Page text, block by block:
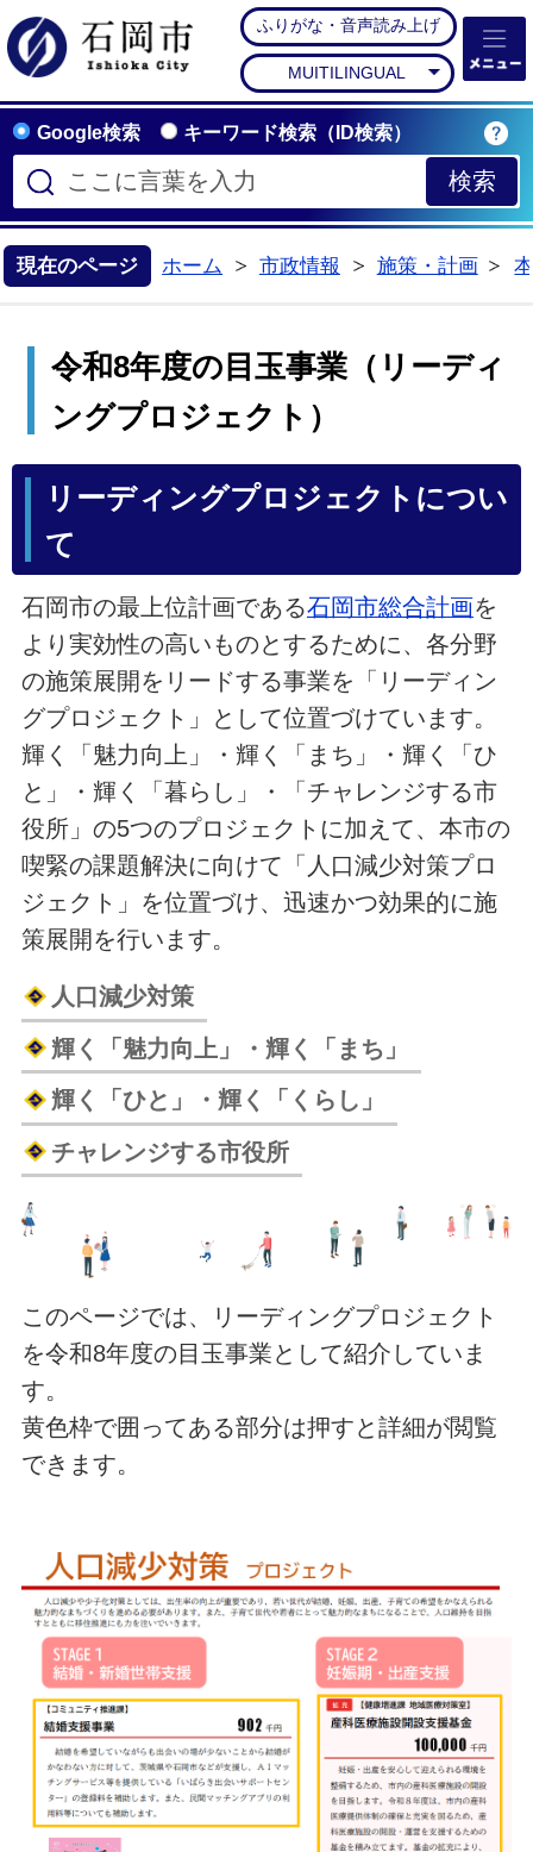
石岡市公式ホームペー
ふりがな・音声読み上げ
MUITILINGUAL
Google検索 キーワード検索（ID検索）
現在のページ ホーム
市政情報
施策・計画
令和8年度の目玉事業（リーディ
ングプロジェクト）
リーディングプロジェクトについ
て
石岡市の最上位計画である石岡市総合計画を
より実効性の高いものとするために、各分野
の施策展開をリードする事業を「リーディン
グプロジェクト」として位置づけています。
輝く「魅力向上」・輝く「まち」・輝く「ひ
と」・輝く「暮らし」・「チャレンジする市
役所」の5つのプロジェクトに加えて、本市の
喫緊の課題解決に向けて「人口減少対策プロ
ジェクト」を位置づけ、迅速かつ効果的に施
策展開を行います。
人口減少対策
輝く「魅力向上」・輝く「まち」
輝く「ひと」・輝く「くらし」
チャレンジする市役所
このページでは、リーディングプロジェクト
を令和8年度の目玉事業として紹介していま
す。
黄色枠で囲ってある部分は押すと詳細が閲覧
できます。